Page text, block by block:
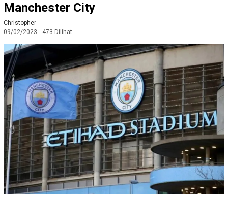
Manchester City
Christopher
09/02/2023
473 Dilihat